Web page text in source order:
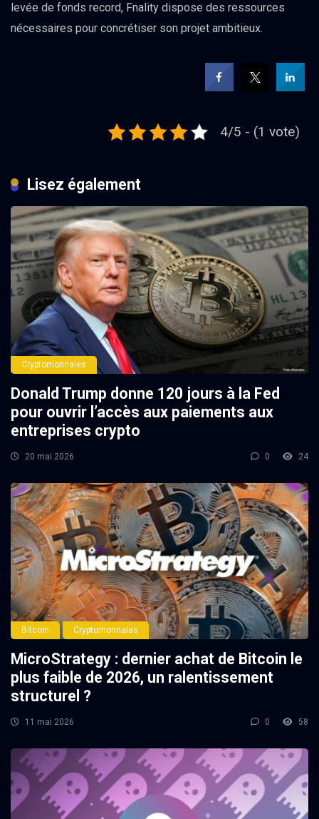
levée de fonds record, Fnality dispose des ressources
nécessaires pour concrétiser son projet ambitieux.
4/5 - (1 vote)
Lisez également
Cryptomonnaies
Donald Trump donne 120 jours à la Fed
pour ouvrir l’accès aux paiements aux
entreprises crypto
20 mai 2026 0 24
Bitcoin Cryptomonnaies
MicroStrategy : dernier achat de Bitcoin le
plus faible de 2026, un ralentissement
structurel ?
11 mai 2026 0 58